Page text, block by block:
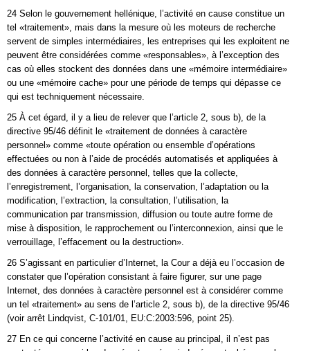
24 Selon le gouvernement hellénique, l’activité en cause constitue un
tel «traitement», mais dans la mesure où les moteurs de recherche
servent de simples intermédiaires, les entreprises qui les exploitent ne
peuvent être considérées comme «responsables», à l’exception des
cas où elles stockent des données dans une «mémoire intermédiaire»
ou une «mémoire cache» pour une période de temps qui dépasse ce
qui est techniquement nécessaire.
25 À cet égard, il y a lieu de relever que l’article 2, sous b), de la
directive 95/46 définit le «traitement de données à caractère
personnel» comme «toute opération ou ensemble d’opérations
effectuées ou non à l’aide de procédés automatisés et appliquées à
des données à caractère personnel, telles que la collecte,
l’enregistrement, l’organisation, la conservation, l’adaptation ou la
modification, l’extraction, la consultation, l’utilisation, la
communication par transmission, diffusion ou toute autre forme de
mise à disposition, le rapprochement ou l’interconnexion, ainsi que le
verrouillage, l’effacement ou la destruction».
26 S’agissant en particulier d’Internet, la Cour a déjà eu l’occasion de
constater que l’opération consistant à faire figurer, sur une page
Internet, des données à caractère personnel est à considérer comme
un tel «traitement» au sens de l’article 2, sous b), de la directive 95/46
(voir arrêt Lindqvist, C‑101/01, EU:C:2003:596, point 25).
27 En ce qui concerne l’activité en cause au principal, il n’est pas